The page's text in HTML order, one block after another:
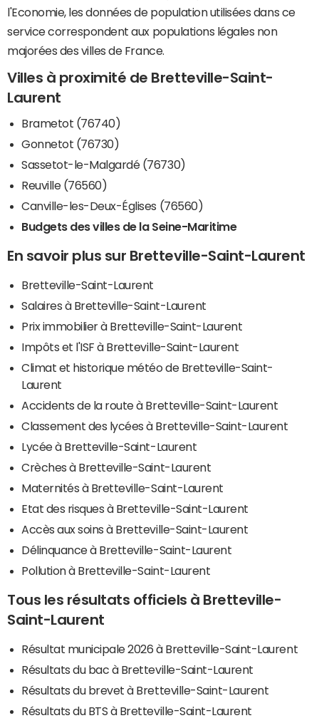
l'Economie, les données de population utilisées dans ce
service correspondent aux populations légales non
majorées des villes de France.
Villes à proximité de Bretteville-Saint-
Laurent
Brametot (76740)
Gonnetot (76730)
Sassetot-le-Malgardé (76730)
Reuville (76560)
Canville-les-Deux-Églises (76560)
Budgets des villes de la Seine-Maritime
En savoir plus sur Bretteville-Saint-Laurent
Bretteville-Saint-Laurent
Salaires à Bretteville-Saint-Laurent
Prix immobilier à Bretteville-Saint-Laurent
Impôts et l'ISF à Bretteville-Saint-Laurent
Climat et historique météo de Bretteville-Saint-
Laurent
Accidents de la route à Bretteville-Saint-Laurent
Classement des lycées à Bretteville-Saint-Laurent
Lycée à Bretteville-Saint-Laurent
Crèches à Bretteville-Saint-Laurent
Maternités à Bretteville-Saint-Laurent
Etat des risques à Bretteville-Saint-Laurent
Accès aux soins à Bretteville-Saint-Laurent
Délinquance à Bretteville-Saint-Laurent
Pollution à Bretteville-Saint-Laurent
Tous les résultats officiels à Bretteville-
Saint-Laurent
Résultat municipale 2026 à Bretteville-Saint-Laurent
Résultats du bac à Bretteville-Saint-Laurent
Résultats du brevet à Bretteville-Saint-Laurent
Résultats du BTS à Bretteville-Saint-Laurent